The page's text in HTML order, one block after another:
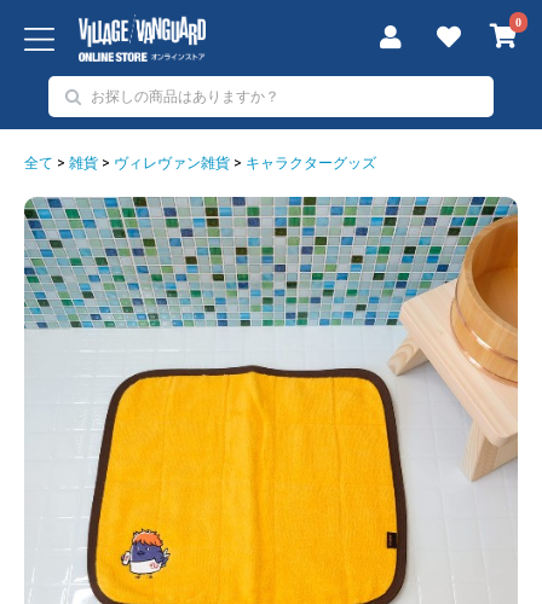
0
全て > 雑貨 > ヴィレヴァン雑貨 > キャラクターグッズ